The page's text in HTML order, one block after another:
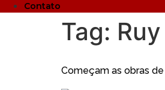
Contato
Tag:
Começam as obras